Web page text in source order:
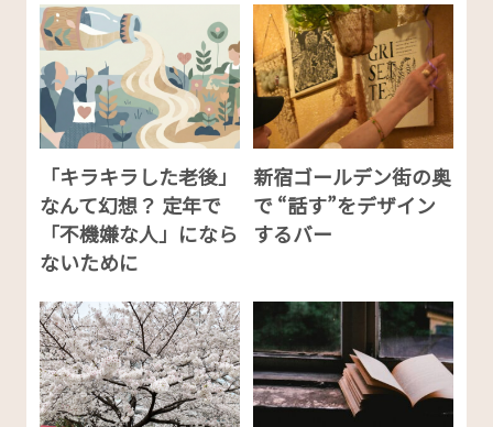
「キラキラした老後」
なんて幻想？ 定年で
「不機嫌な人」になら
ないために
新宿ゴールデン街の奥
で “話す”をデザイン
するバー